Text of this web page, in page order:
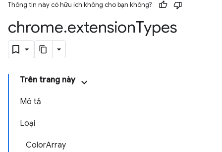
Thông tin này có hữu ích không cho bạn không?
chrome.extensionTypes
Trên trang này
Mô tả
Loại
ColorArray